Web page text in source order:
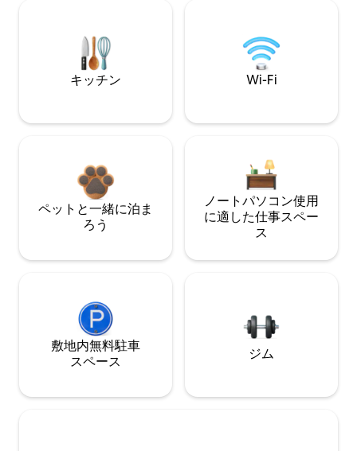
キッチン Wi-Fi
ペットと一緒に泊ま
ろう
ノートパソコン使用
に適した仕事スペー
ス
敷地内無料駐⁠車
ス⁠ペ⁠ー⁠ス
ジム